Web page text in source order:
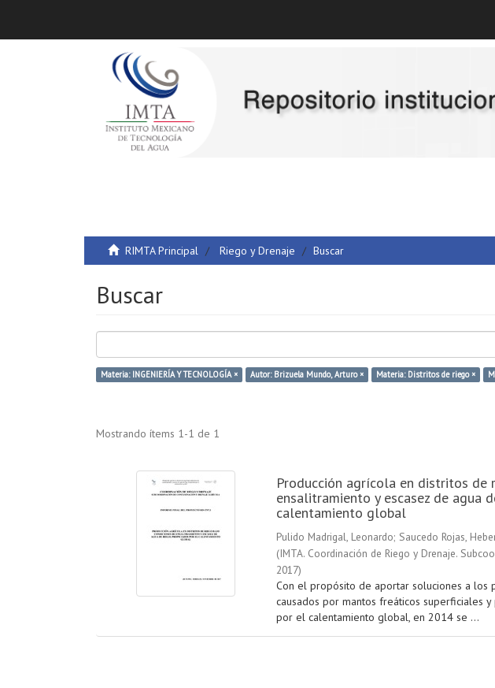
RIMTA Principal Riego y Drenaje Buscar
Buscar
Materia: INGENIERÍA Y TECNOLOGÍA × Autor: Brizuela Mundo, Arturo × Materia: Distritos de riego ×
Mostrando ítems 1-1 de 1
Producción agrícola en distritos de
ensalitramiento y escasez de agua
calentamiento global
Pulido Madrigal, Leonardo; Saucedo Rojas,
(IMTA. Coordinación de Riego y Drenaje.
2017)
Con el propósito de aportar soluciones a
causados por mantos freáticos superficiales
por el calentamiento global, en 2014 se ...